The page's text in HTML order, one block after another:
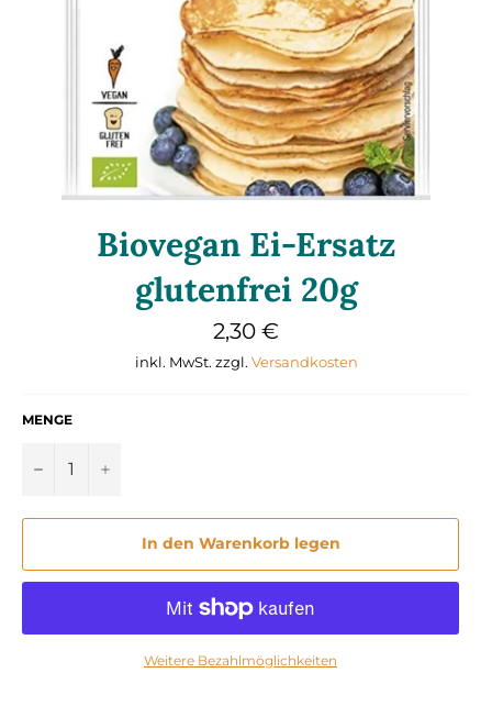
Biovegan Ei-Ersatz
glutenfrei 20g
Normaler
Preis
2,30 €
inkl. MwSt. zzgl. Versandkosten
MENGE
− +
In den Warenkorb legen
Weitere Bezahlmöglichkeiten